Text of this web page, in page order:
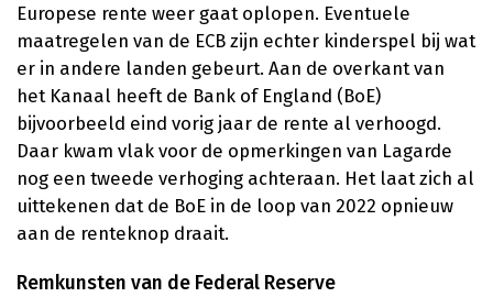
Europese rente weer gaat oplopen. Eventuele
maatregelen van de ECB zijn echter kinderspel bij wat
er in andere landen gebeurt. Aan de overkant van
het Kanaal heeft de Bank of England (BoE)
bijvoorbeeld eind vorig jaar de rente al verhoogd.
Daar kwam vlak voor de opmerkingen van Lagarde
nog een tweede verhoging achteraan. Het laat zich al
uittekenen dat de BoE in de loop van 2022 opnieuw
aan de renteknop draait.
Remkunsten van de Federal Reserve